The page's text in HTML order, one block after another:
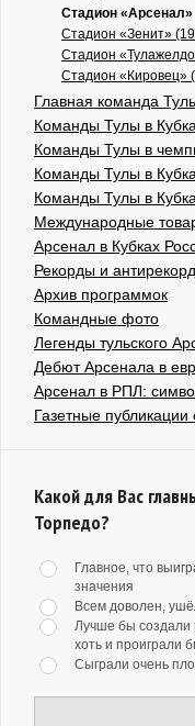
Стадион «Арсенал»
Стадион «Зенит»
Стадион
Стадион «Кировец»
Главная команда
Команды Тулы в
Команды Тулы в
Команды Тулы в
Команды Тулы в
Международные
Арсенал в Кубках
Рекорды и
Архив программок
Командные фото
Легенды тульского
Дебют Арсенала в
Арсенал в РПЛ:
Газетные
Какой для Вас
Торпедо?
Главное, что
значения
Всем доволен,
Лучше бы создали
хоть и проиграли
Сыграли очень